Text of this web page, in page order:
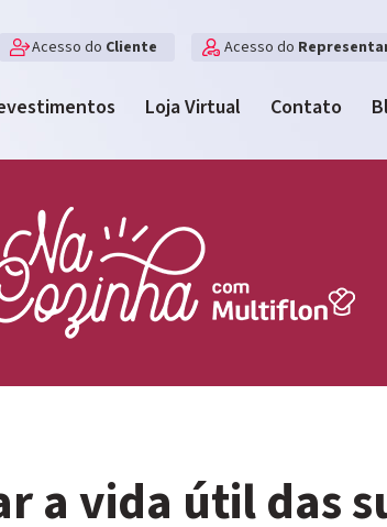
Acesso do Cliente Acesso do
Loja Virtual Contato
a vida útil das